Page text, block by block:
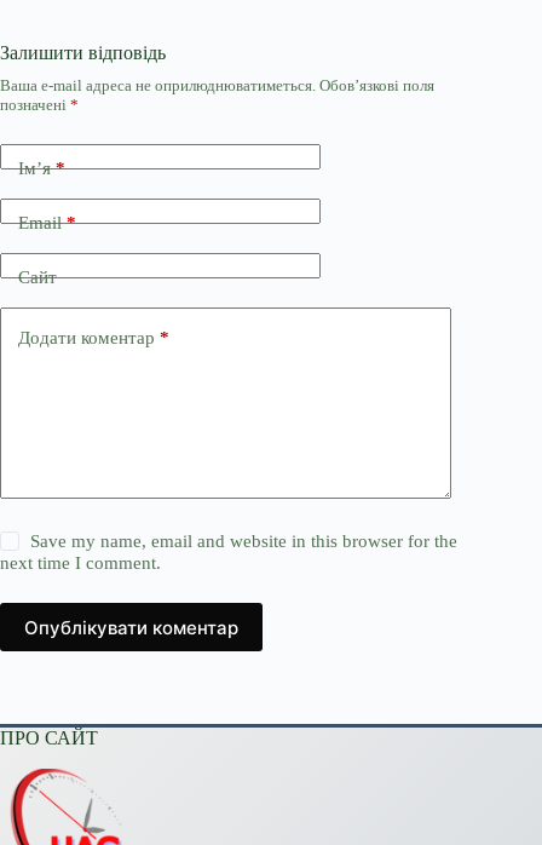
Залишити відповідь
Ваша e-mail адреса не оприлюднюватиметься. Обов’язкові поля
позначені *
Ім’я*
Email*
Сайт
Додати коментар *
Save my name, email and website in this browser for the
next time I comment.
Опублікувати коментар
ПРО САЙТ